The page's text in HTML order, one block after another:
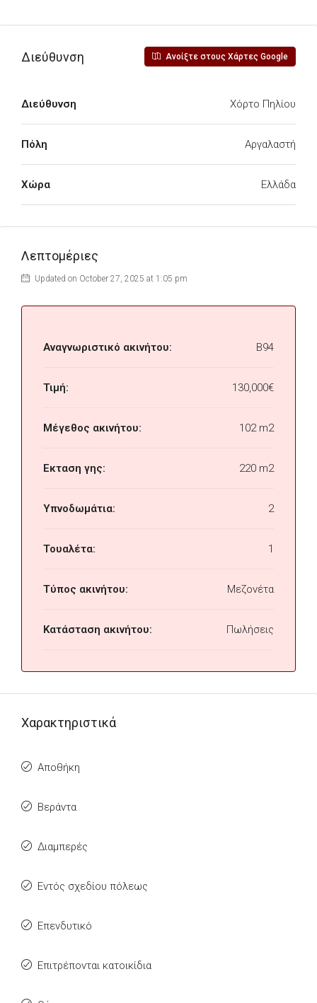
Διεύθυνση Ανοίξτε στους Χάρτες Google
Διεύθυνση Χόρτο Πηλίου
Πόλη Αργαλαστή
Χώρα Ελλάδα
Λεπτομέριες
Updated on October 27, 2025 at 1:05 pm
Αναγνωριστικό ακινήτου: B94
Τιμή: 130,000€
Μέγεθος ακινήτου: 102 m2
Εκταση γης: 220 m2
Υπνοδωμάτια: 2
Τουαλέτα: 1
Τύπος ακινήτου: Μεζονέτα
Κατάσταση ακινήτου: Πωλήσεις
Χαρακτηριστικά
Αποθήκη
Βεράντα
Διαμπερές
Εντός σχεδίου πόλεως
Επενδυτικό
Επιτρέπονται κατοικίδια